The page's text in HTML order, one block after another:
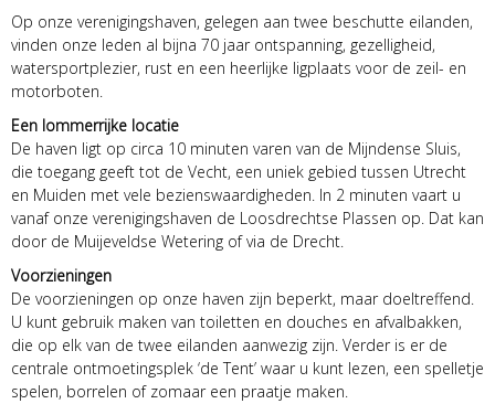
Op onze verenigingshaven, gelegen aan twee beschutte eilanden,
vinden onze leden al bijna 70 jaar ontspanning, gezelligheid,
watersportplezier, rust en een heerlijke ligplaats voor de zeil- en
motorboten.
Een lommerrijke locatie
De haven ligt op circa 10 minuten varen van de Mijndense Sluis,
die toegang geeft tot de Vecht, een uniek gebied tussen Utrecht
en Muiden met vele bezienswaardigheden. In 2 minuten vaart u
vanaf onze verenigingshaven de Loosdrechtse Plassen op. Dat kan
door de Muijeveldse Wetering of via de Drecht.
Voorzieningen
De voorzieningen op onze haven zijn beperkt, maar doeltreffend.
U kunt gebruik maken van toiletten en douches en afvalbakken,
die op elk van de twee eilanden aanwezig zijn. Verder is er de
centrale ontmoetingsplek ‘de Tent’ waar u kunt lezen, een spelletje
spelen, borrelen of zomaar een praatje maken.